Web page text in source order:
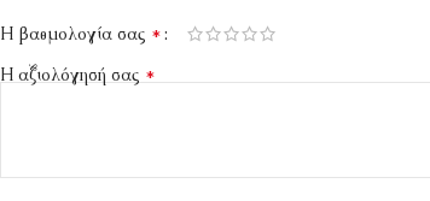
Η βαθμολογία σας *
Η αξιολόγησή σας *